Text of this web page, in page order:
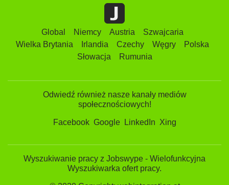
Global Niemcy Austria
Szwajcaria
Wielka Brytania
Irlandia Czechy Węgry
Polska
Słowacja
Rumunia
Odwiedź również nasze kanały mediów
społecznościowych!
Facebook Google LinkedIn Xing
Wyszukiwanie pracy z Jobswype - Wielofunkcyjna
Wyszukiwarka ofert pracy.